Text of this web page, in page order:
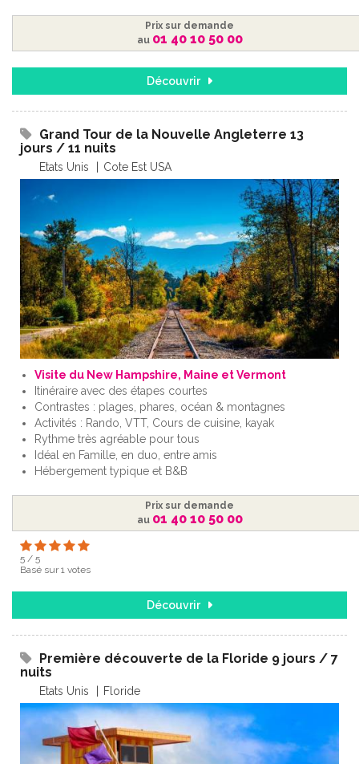
Prix sur demande
au 01 40 10 50 00
Découvrir
Grand Tour de la Nouvelle Angleterre 13
jours / 11 nuits
Etats Unis Cote Est USA
Visite du New Hampshire, Maine et Vermont
Itinéraire avec des étapes courtes
Contrastes : plages, phares, océan & montagnes
Activités : Rando, VTT, Cours de cuisine, kayak
Rythme très agréable pour tous
Idéal en Famille, en duo, entre amis
Hébergement typique et B&B
Prix sur demande
au 01 40 10 50 00
5 / 5
Basé sur1 votes
Découvrir
Première découverte de la Floride 9 jours / 7
nuits
Etats Unis Floride